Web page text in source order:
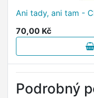
Ani tady, ani tam -
70,00 Kč
Podrobný